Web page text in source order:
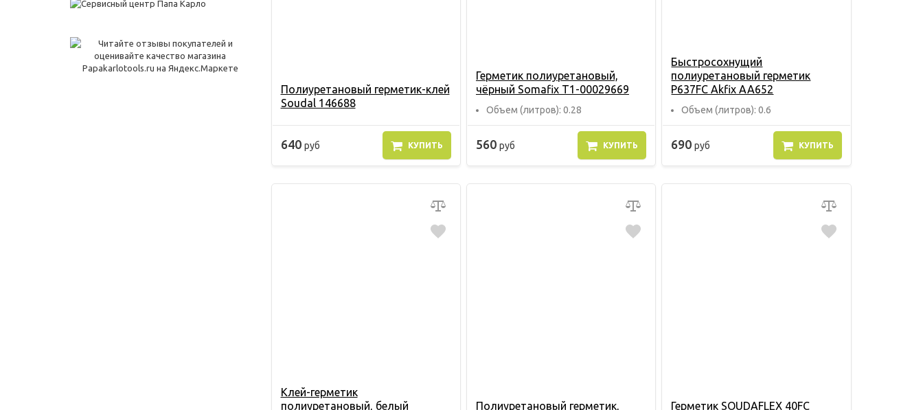
Полиуретановый герметик-клей
Soudal 146688
640 руб КУПИТЬ
Герметик полиуретановый,
чёрный Somafix Т1-00029669
Объем (литров): 0.28
560 руб КУПИТЬ
Быстросохнущий
полиуретановый герметик
P637FC Akfix AA652
Объем (литров): 0.6
690руб КУПИТЬ
Клей-герметик
полиуретановый, белый
Полиуретановый герметик,
Герметик SOUDAFLEX 40FC